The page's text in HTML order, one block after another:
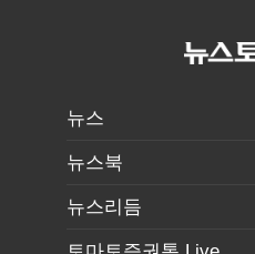
뉴스
뉴스북
뉴스리듬